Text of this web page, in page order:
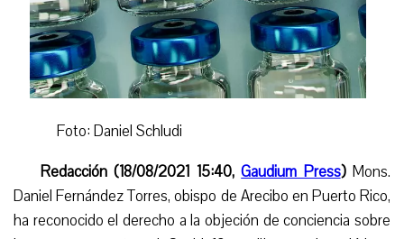
Foto: Daniel Schludi
Redacción (18/08/2021 15:40,Gaudium Press) Mons.
Daniel Fernández Torres, obispo de Arecibo en Puerto Rico,
ha reconocido el derecho a la objeción de conciencia sobre